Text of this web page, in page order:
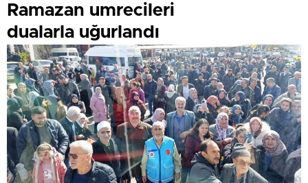
Ramazan umrecileri
dualarla uğurlandı